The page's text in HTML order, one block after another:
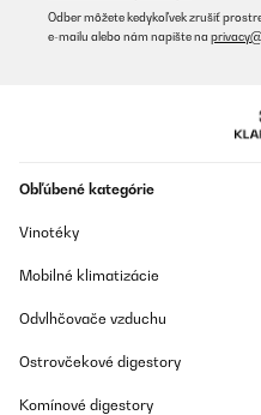
Odber môžete kedykoľvek zrušiť
e-mailu alebo nám napíšte na
Obľúbené kategórie
Vinotéky
Mobilné klimatizácie
Odvlhčovače vzduchu
Ostrovčekové digestory
Komínové digestory